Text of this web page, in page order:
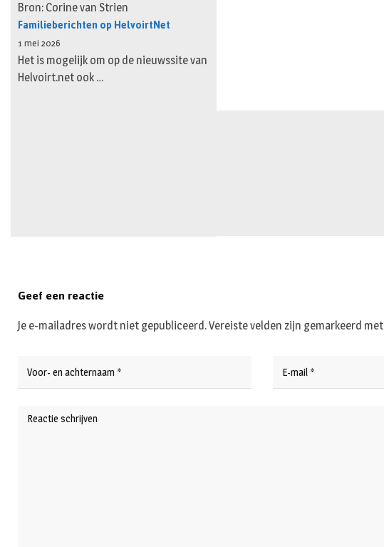
Bron: Corine van Strien
Familieberichten op HelvoirtNet
1 mei 2026
Het is mogelijk om op de nieuwssite van
Helvoirt.net ook …
Geef een reactie
Je e-mailadres wordt niet gepubliceerd.Vereiste velden zijn gemarkeerd met